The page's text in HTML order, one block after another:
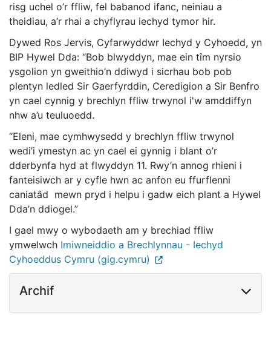
risg uchel o’r ffliw, fel babanod ifanc, neiniau a
theidiau, a’r rhai a chyflyrau iechyd tymor hir.
Dywed Ros Jervis, Cyfarwyddwr Iechyd y Cyhoedd, yn
BIP Hywel Dda: “Bob blwyddyn, mae ein tîm nyrsio
ysgolion yn gweithio’n ddiwyd i sicrhau bob pob
plentyn ledled Sir Gaerfyrddin, Ceredigion a Sir Benfro
yn cael cynnig y brechlyn ffliw trwynol i'w amddiffyn
nhw a’u teuluoedd.
“Eleni, mae cymhwysedd y brechlyn ffliw trwynol
wedi’i ymestyn ac yn cael ei gynnig i blant o’r
dderbynfa hyd at flwyddyn 11. Rwy’n annog rhieni i
fanteisiwch ar y cyfle hwn ac anfon eu ffurflenni
caniatâd mewn pryd i helpu i gadw eich plant a Hywel
Dda’n ddiogel.”
I gael mwy o wybodaeth am y brechiad ffliw
ymwelwch Imiwneiddio a Brechlynnau - Iechyd
Cyhoeddus Cymru (gig.cymru)
Archif